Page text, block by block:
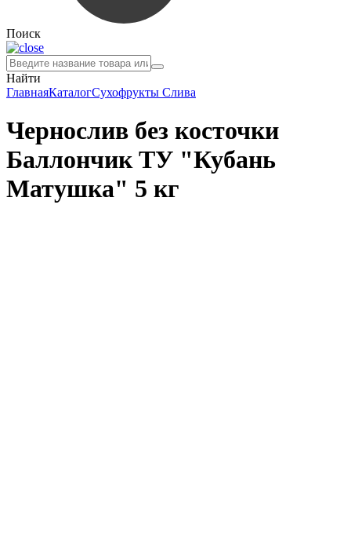
Поиск
Найти
ГлавнаяКаталогСухофрукты Слива
Чернослив без косточки
Баллончик ТУ "Кубань
Матушка" 5 кг